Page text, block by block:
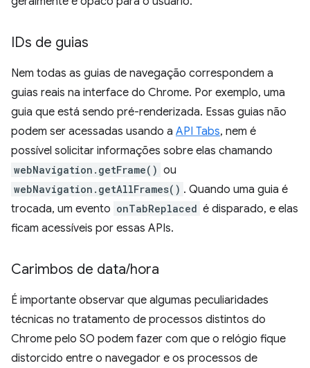
IDs de guias
Nem todas as guias de navegação correspondem a
guias reais na interface do Chrome. Por exemplo, uma
guia que está sendo pré-renderizada. Essas guias não
podem ser acessadas usando a API Tabs, nem é
possível solicitar informações sobre elas chamando
webNavigation.getFrame() ou
webNavigation.getAllFrames() . Quando uma guia é
trocada, um evento onTabReplaced é disparado, e elas
ficam acessíveis por essas APIs.
Carimbos de data/hora
É importante observar que algumas peculiaridades
técnicas no tratamento de processos distintos do
Chrome pelo SO podem fazer com que o relógio fique
distorcido entre o navegador e os processos de